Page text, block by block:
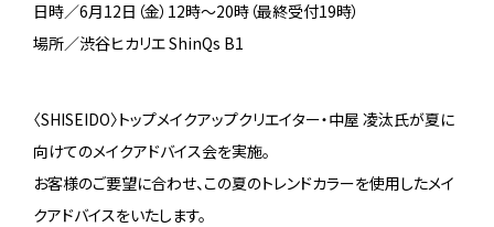
日時／6月12日（金）12時～20時（最終受付19時）
場所／渋谷ヒカリエ ShinQs B1
〈SHISEIDO〉トップメイクアップクリエイター・中屋 凌汰氏が夏に
向けてのメイクアドバイス会を実施。
お客様のご要望に合わせ、この夏のトレンドカラーを使用したメイ
クアドバイスをいたします。